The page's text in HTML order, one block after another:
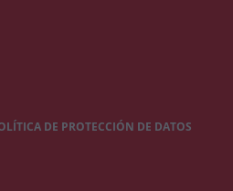
DE PROTECCIÓN DE DATOS